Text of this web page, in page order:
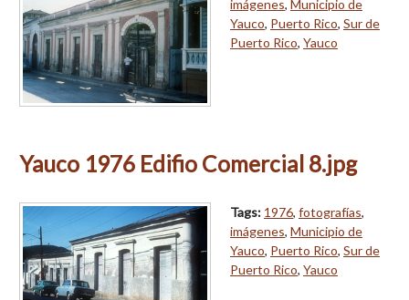
imágenes, Municipio de
Yauco, Puerto Rico, Sur de
Puerto Rico, Yauco
Yauco 1976 Edifio Comercial 8.jpg
Tags: 1976, fotografías,
imágenes, Municipio de
Yauco, Puerto Rico, Sur de
Puerto Rico, Yauco